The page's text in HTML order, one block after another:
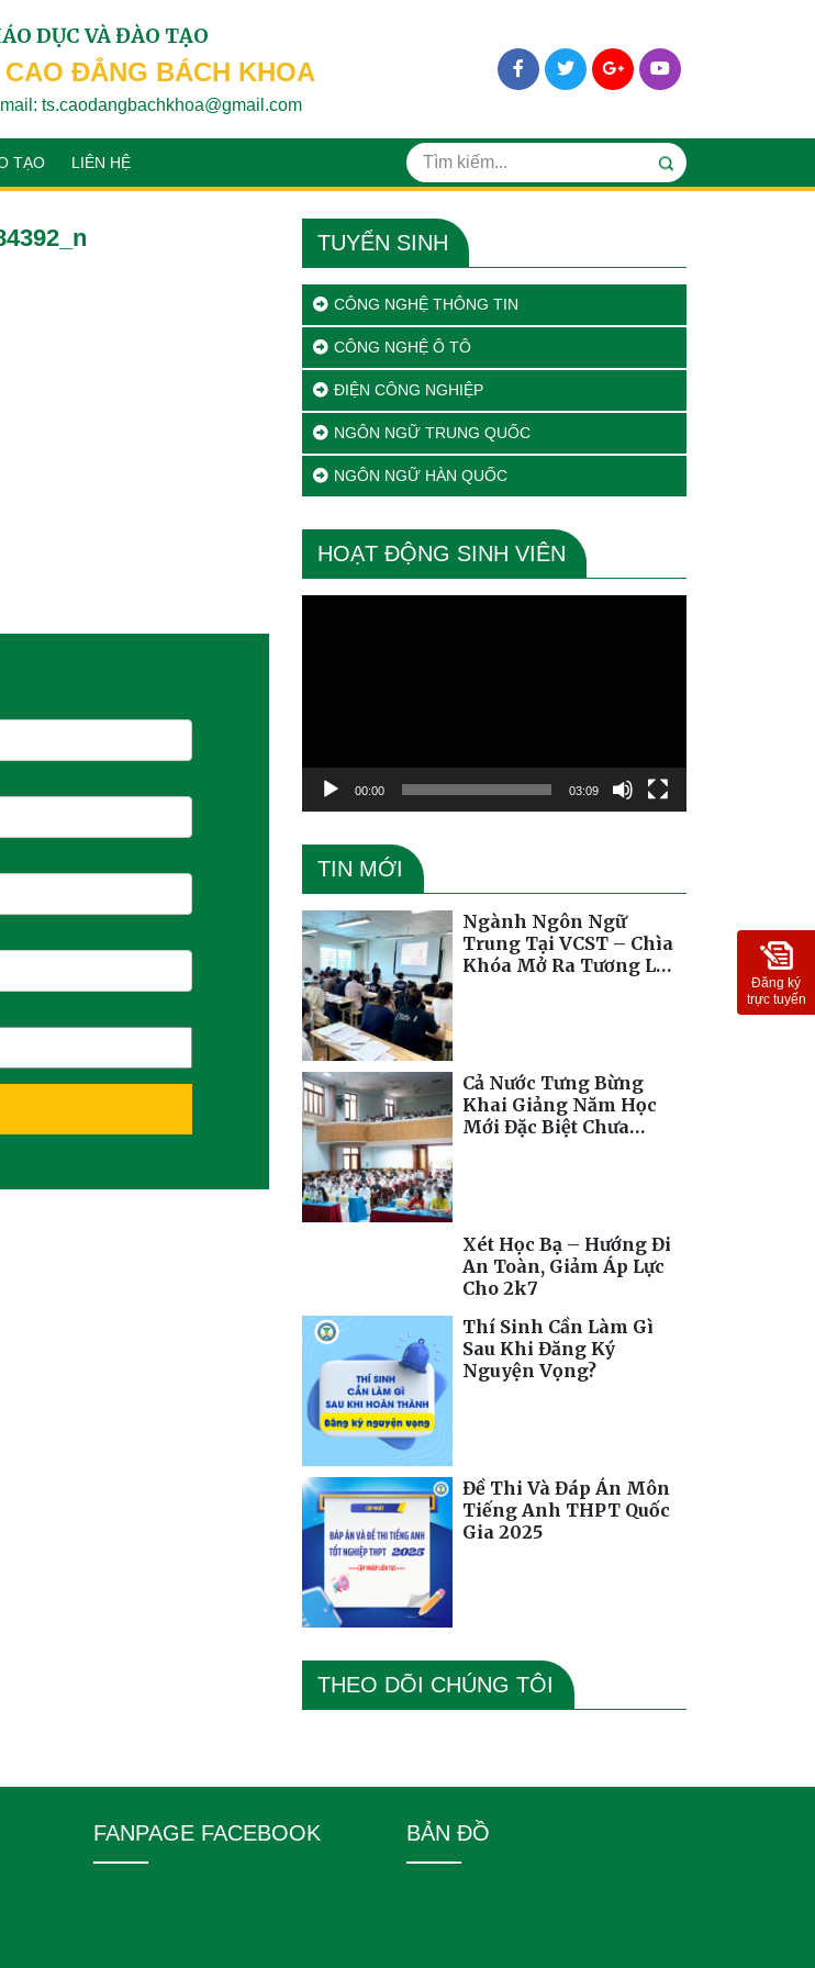
DỤC VÀ ĐÀO TẠO
CAO ĐẲNG BÁCH KHOA
ts.caodangbachkhoa@gmail.com
TẠO LIÊN HỆ
TUYỂN SINH
CÔNG NGHỆ THÔNG TIN
CÔNG NGHỆ Ô TÔ
ĐIỆN CÔNG NGHIỆP
NGÔN NGỮ TRUNG QUỐC
NGÔN NGỮ HÀN QUỐC
HOẠT ĐỘNG SINH VIÊN
00:00 03:09
TIN MỚI
Ngành Ngôn Ngữ
Trung Tại VCST – Chìa
Khóa Mở Ra Tương Lai
Cả Nước Tưng Bừng
Khai Giảng Năm Học
Mới Đặc Biệt Chưa
Xét Học Bạ – Hướng Đi
An Toàn, Giảm Áp Lực
Cho 2k7
Thí Sinh Cần Làm Gì
Sau Khi Đăng Ký
Nguyện Vọng?
Đề Thi Và Đáp Án Môn
Tiếng Anh THPT Quốc
Gia 2025
THEO DÕI CHÚNG TÔI
FANPAGE FACEBOOK BẢN ĐỒ
Đăng ký
trực tuyến